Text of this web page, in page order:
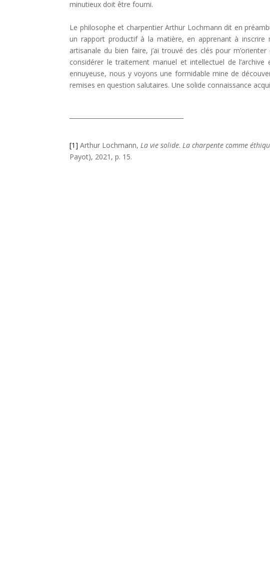
minutieux doit être fourni.
Le philosophe et charpentier Arthur Lochmann dit en
un rapport productif à la matière, en apprenant à inscrire
artisanale du bien faire, j’ai trouvé des clés pour
considérer le traitement manuel et intellectuel de
ennuyeuse, nous y voyons une formidable mine de
remises en question salutaires. Une solide connaissance
[1] Arthur Lochmann,La vie solide.La charpente comme
Payot), 2021, p. 15.